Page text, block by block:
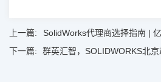
上一篇:
SolidWorks代理商选择指南 |
下一篇:
群英汇智，SOLIDWORKS北